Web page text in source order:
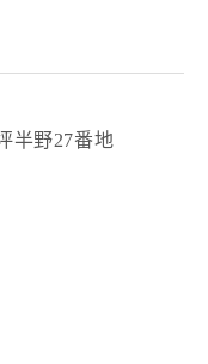
半野27番地